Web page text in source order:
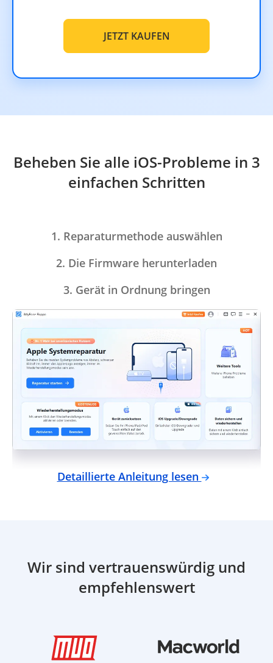
JETZT KAUFEN
Beheben Sie alle iOS-Probleme in 3
einfachen Schritten
1. Reparaturmethode auswählen
2. Die Firmware herunterladen
3. Gerät in Ordnung bringen
Detaillierte Anleitung lesen
Wir sind vertrauenswürdig und
empfehlenswert